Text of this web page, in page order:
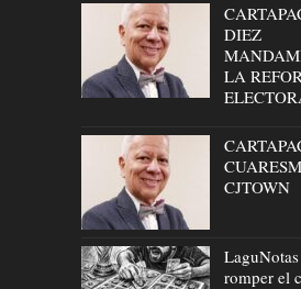
DIEZ
LA
CJTOWN
romper el